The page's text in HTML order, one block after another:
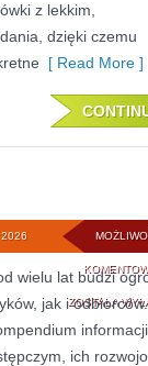
z lekkim,
dzięki czemu
[ Read More ]
ZOSTAŁA
wielu lat budzi
jak i odbiorców.
informacji
ich